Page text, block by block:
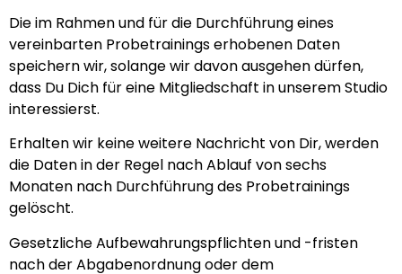
Die im Rahmen und für die Durchführung eines
vereinbarten Probetrainings erhobenen Daten
speichern wir, solange wir davon ausgehen dürfen,
dass Du Dich für eine Mitgliedschaft in unserem Studio
interessierst.
Erhalten wir keine weitere Nachricht von Dir, werden
die Daten in der Regel nach Ablauf von sechs
Monaten nach Durchführung des Probetrainings
gelöscht.
Gesetzliche Aufbewahrungspflichten und -fristen
nach der Abgabenordnung oder dem